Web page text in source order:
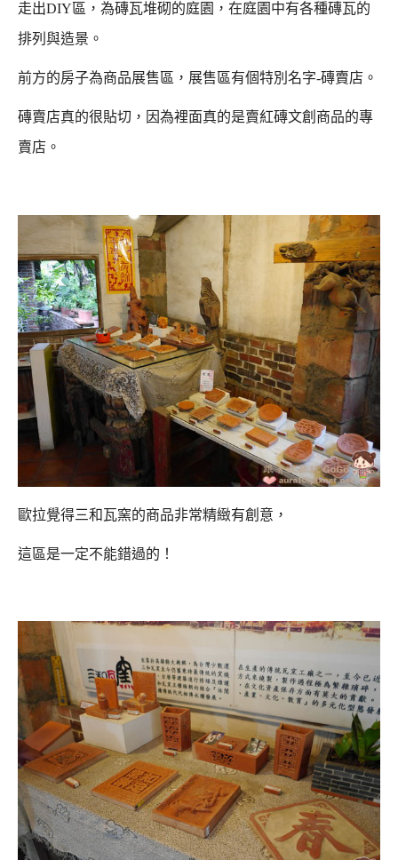
走出DIY區，為磚瓦堆砌的庭園，在庭園中有各種磚瓦的
排列與造景。
前方的房子為商品展售區，展售區有個特別名字-磚賣店。
磚賣店真的很貼切，因為裡面真的是賣紅磚文創商品的專
賣店。
歐拉覺得三和瓦窯的商品非常精緻有創意，
這區是一定不能錯過的！